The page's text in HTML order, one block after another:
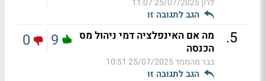
לרון25/07/2025 11:07
הגב לתגובה זו
5
.
מה אם האינפלציה דמי ניהול מס
הכנסה
בבר מהממד25/07/2025 10:51
הגב לתגובה זו
9
0